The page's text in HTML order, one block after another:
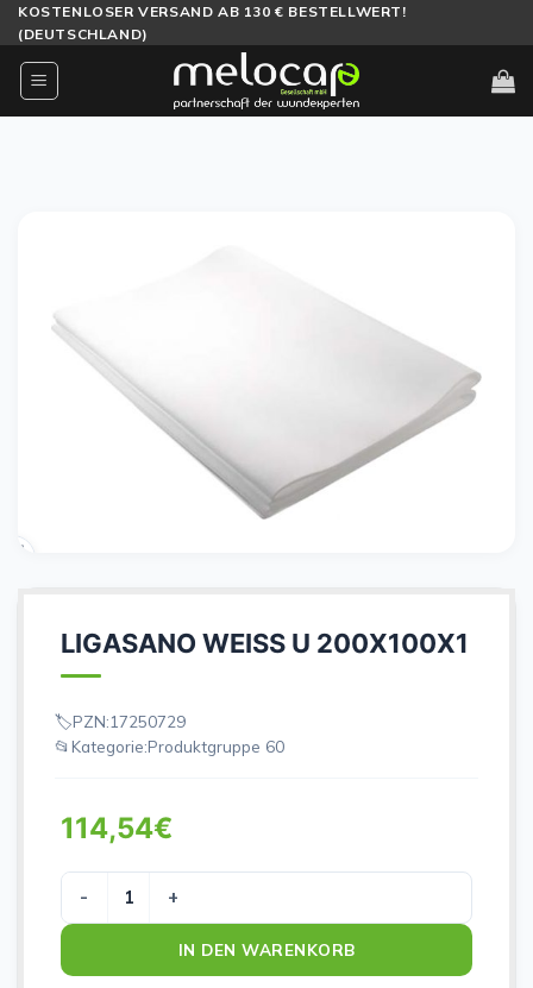
Zum
Inhalt
springen
KOSTENLOSER VERSAND AB 130 € BESTELLWERT!
(DEUTSCHLAND)
LIGASANO WEISS U 200X100X1
PZN:17250729
Kategorie:Produktgruppe 60
114,54€
LIGASANO WEISS U 200X100X1 Menge
IN DEN WARENKORB